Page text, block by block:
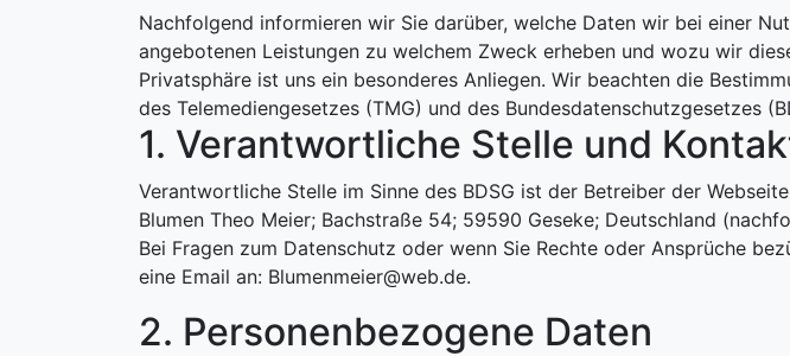
Nachfolgend informieren wir Sie darüber, welche Daten wir bei einer
angebotenen Leistungen zu welchem Zweck erheben und wozu wir
Privatsphäre ist uns ein besonderes Anliegen. Wir beachten die
des Telemediengesetzes (TMG) und des Bundesdatenschutzgesetzes
1. Verantwortliche Stelle und
Verantwortliche Stelle im Sinne des BDSG ist der Betreiber der
Blumen Theo Meier; Bachstraße 54; 59590 Geseke; Deutschland
Bei Fragen zum Datenschutz oder wenn Sie Rechte oder Ansprüche
eine Email an: Blumenmeier@web.de.
2. Personenbezogene Daten